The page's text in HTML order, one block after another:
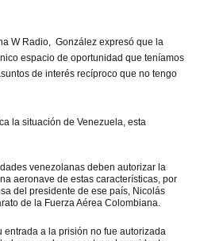
W Radio, González expresó que l a
espacio de oportunidad que teníamos
de interés recíproco que no tengo
la situación de Venezuela, esta
venezolanas deben autorizar la
aeronave de estas características, por
del presidente de ese país, Nicolás
de la Fuerza Aérea Colombiana.
entrada a la prisión no fue autorizada